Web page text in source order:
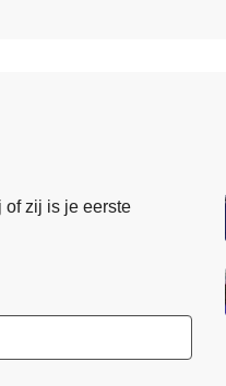
of zij is je eerste